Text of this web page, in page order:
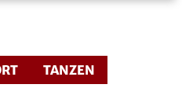
TANZEN